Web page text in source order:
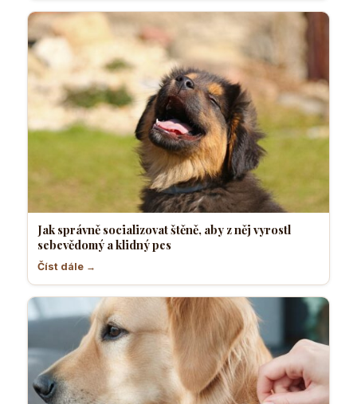
Jak správně socializovat štěně, aby z něj vyrostl
sebevědomý a klidný pes
Číst dále →